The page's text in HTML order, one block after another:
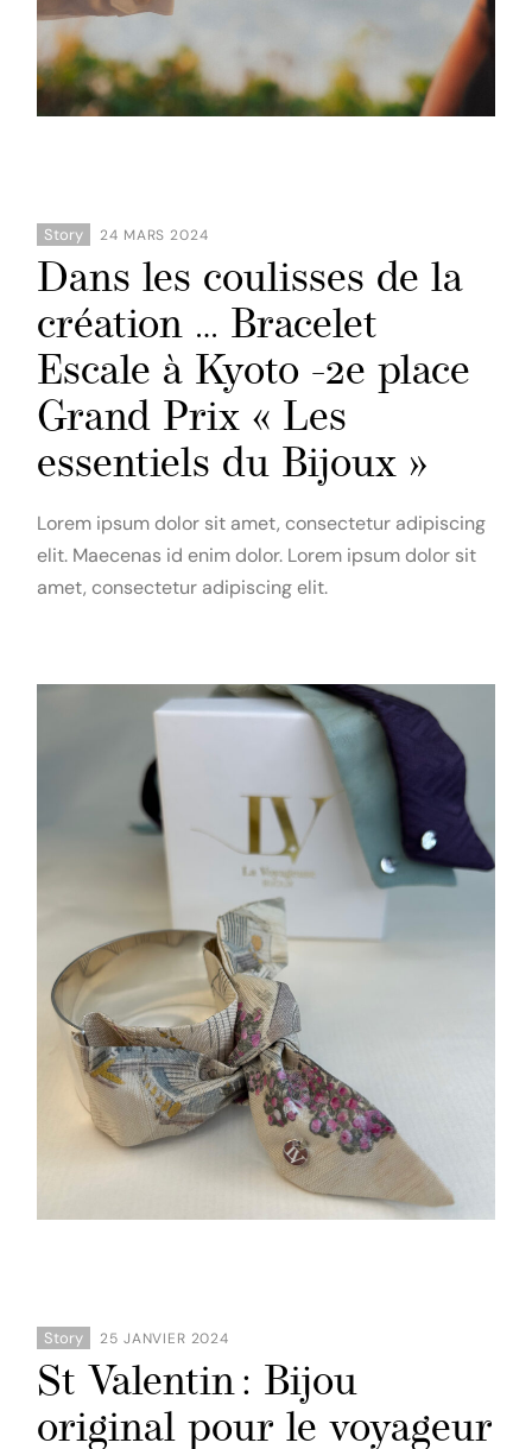
Story 24 MARS 2024
Dans les coulisses de la
création … Bracelet
Escale à Kyoto -2e place
Grand Prix « Les
essentiels du Bijoux »
Lorem ipsum dolor sit amet, consectetur adipiscing
elit. Maecenas id enim dolor. Lorem ipsum dolor sit
amet, consectetur adipiscing elit.
Story 25 JANVIER 2024
St Valentin : Bijou
original pour le voyageur